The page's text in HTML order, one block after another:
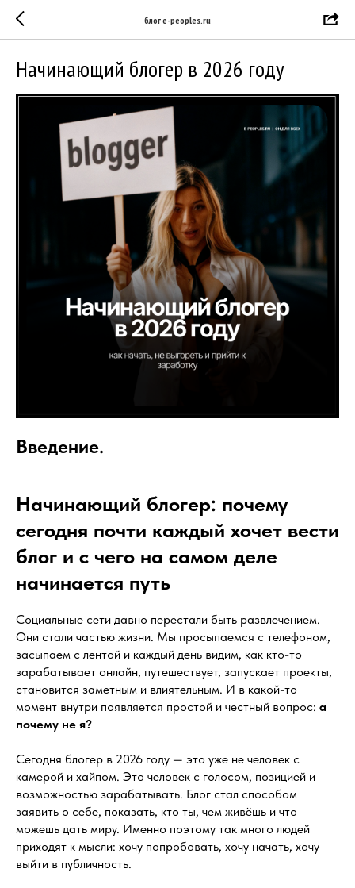
блог e-peoples.ru
Начинающий блогер в 2026 году
Введение.
Начинающий блогер: почему
сегодня почти каждый хочет вести
блог и с чего на самом деле
начинается путь
Социальные сети давно перестали быть развлечением.
Они стали частью жизни. Мы просыпаемся с телефоном,
засыпаем с лентой и каждый день видим, как кто-то
зарабатывает онлайн, путешествует, запускает проекты,
становится заметным и влиятельным. И в какой-то
момент внутри появляется простой и честный вопрос: а
почему не я?
Сегодня блогер в 2026 году — это уже не человек с
камерой и хайпом. Это человек с голосом, позицией и
возможностью зарабатывать. Блог стал способом
заявить о себе, показать, кто ты, чем живёшь и что
можешь дать миру. Именно поэтому так много людей
приходят к мысли: хочу попробовать, хочу начать, хочу
выйти в публичность.